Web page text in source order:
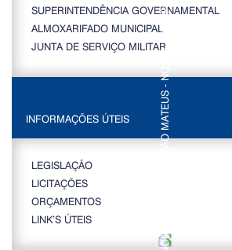
SUPERINTENDÊNCIA GOVERNAMENTAL
ALMOXARIFADO MUNICIPAL
JUNTA DE SERVIÇO MILITAR
INFORMAÇÕES ÚTEIS
LEGISLAÇÃO
LICITAÇÕES
ORÇAMENTOS
LINK’S ÚTEIS